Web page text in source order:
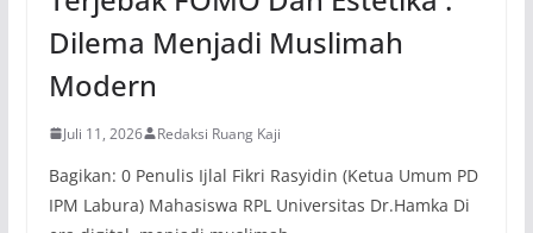
Dilema Menjadi Muslimah
Modern
Juli 11, 2026 Redaksi Ruang Kaji
Bagikan: 0 Penulis Ijlal Fikri Rasyidin (Ketua Umum PD
IPM Labura) Mahasiswa RPL Universitas Dr.Hamka Di